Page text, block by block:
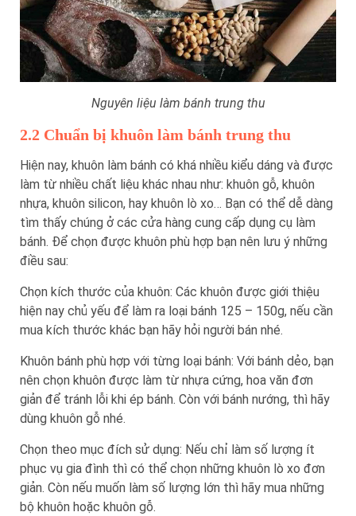
Nguyên liệu làm bánh trung thu
2.2 Chuẩn bị khuôn làm bánh trung thu
Hiện nay, khuôn làm bánh có khá nhiều kiểu dáng và được
làm từ nhiều chất liệu khác nhau như: khuôn gỗ, khuôn
nhựa, khuôn silicon, hay khuôn lò xo… Bạn có thể dễ dàng
tìm thấy chúng ở các cửa hàng cung cấp dụng cụ làm
bánh. Để chọn được khuôn phù hợp bạn nên lưu ý những
điều sau:
Chọn kích thước của khuôn: Các khuôn được giới thiệu
hiện nay chủ yếu để làm ra loại bánh 125 – 150g, nếu cần
mua kích thước khác bạn hãy hỏi người bán nhé.
Khuôn bánh phù hợp với từng loại bánh: Với bánh dẻo, bạn
nên chọn khuôn được làm từ nhựa cứng, hoa văn đơn
giản để tránh lỗi khi ép bánh. Còn với bánh nướng, thì hãy
dùng khuôn gỗ nhé.
Chọn theo mục đích sử dụng: Nếu chỉ làm số lượng ít
phục vụ gia đình thì có thể chọn những khuôn lò xo đơn
giản. Còn nếu muốn làm số lượng lớn thì hãy mua những
bộ khuôn hoặc khuôn gỗ.